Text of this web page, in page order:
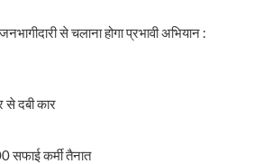
से चलाना होगा प्रभावी अभियान :
से दबी कार
सफाई कर्मी तैनात